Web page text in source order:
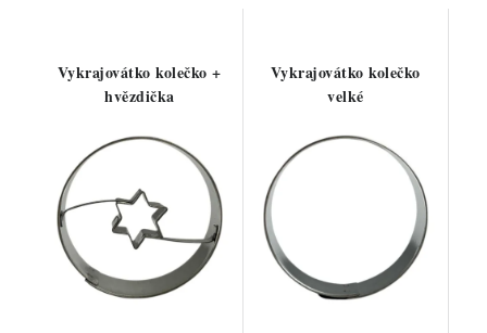
Vykrajovátko kolečko +
hvězdička
Vykrajovátko kolečko
velké